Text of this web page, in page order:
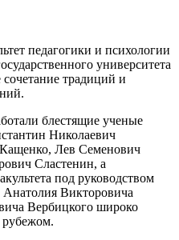
педагогики и психологии
университета
сочетание традиций и
блестящие ученые
Николаевич
Лев Семенович
Сластенин, а
под руководством
Викторовича
Вербицкого широко
рубежом.